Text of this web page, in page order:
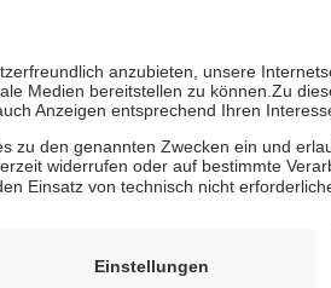
die besondere Stellung der Familie zu
der Fahrkosten
werden